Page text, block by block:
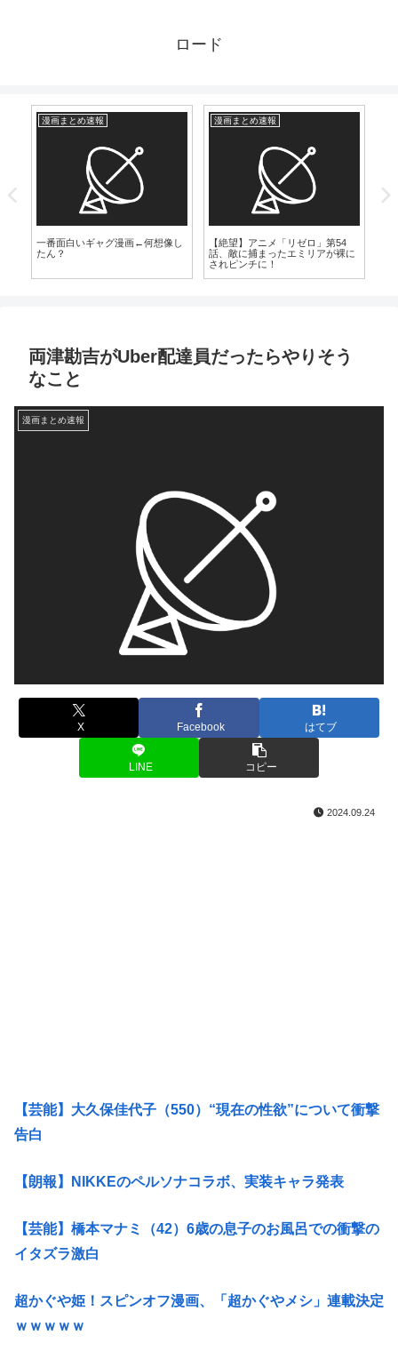
ロード
漫画まとめ速報
一番面白いギャグ漫画←何想像し
たん？
漫画まとめ速報
【絶望】アニメ「リゼロ」第54
話、敵に捕まったエミリアが裸に
されピンチに！
両津勘吉がUber配達員だったらやりそう
なこと
漫画まとめ速報
X Facebook はてブ
LINE コピー
2024.09.24
【芸能】大久保佳代子（550）“現在の性欲”について衝撃
告白
【朗報】NIKKEのペルソナコラボ、実装キャラ発表
【芸能】橋本マナミ（42）6歳の息子のお風呂での衝撃の
イタズラ激白
超かぐや姫！スピンオフ漫画、「超かぐやメシ」連載決定
ｗｗｗｗｗ